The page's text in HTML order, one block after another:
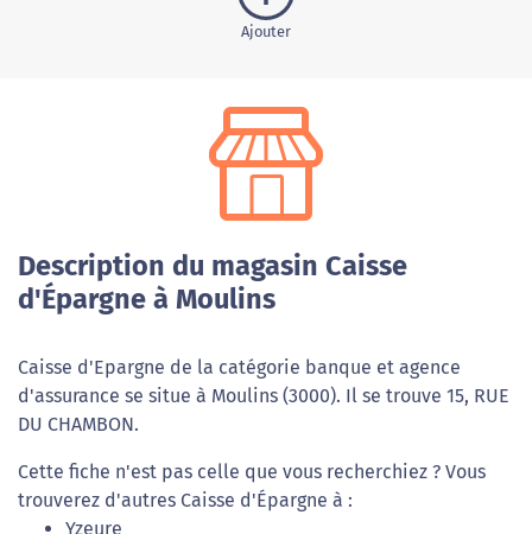
Ajouter
Description du magasin Caisse
d'Épargne à Moulins
Caisse d'Epargne de la catégorie banque et agence
d'assurance se situe à Moulins (3000). Il se trouve 15, RUE
DU CHAMBON.
Cette fiche n'est pas celle que vous recherchiez ? Vous
trouverez d'autres Caisse d'Épargne à :
Yzeure